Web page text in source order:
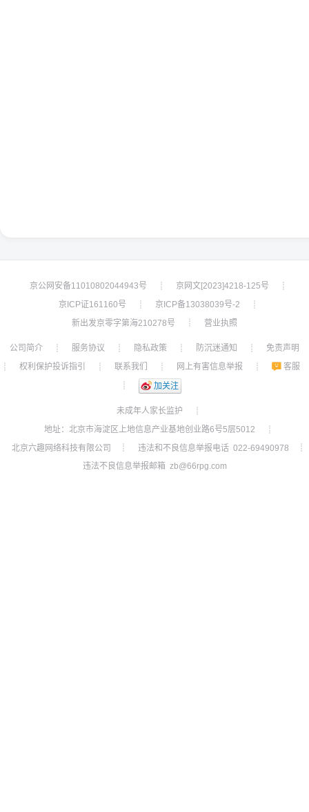
京公网安备11010802044943号 ┊ 京网文[2023]4218-125号
┊
京ICP证161160号
┊ 京ICP备13038039号-2
┊
新出发京零字第海210278号
┊ 营业执照
公司简介 ┊ 服务协议 ┊ 隐私政策 ┊ 防沉迷通知 ┊
免责声明
┊
权利保护投诉指引 ┊ 联系我们 ┊ 网上有害信息举报 ┊
客服
┊
加关注
未成年人家长监护
┊
地址：北京市海淀区上地信息产业基地创业路6号5层5012
┊
北京六趣网络科技有限公司
┊ 违法和不良信息举报电话 022-69490978
┊
违法不良信息举报邮箱 zb@66rpg.com